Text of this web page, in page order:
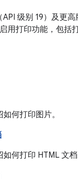
级别 19）及更
用打印功能，包括
何打印图片。
何打印 HTML 文档